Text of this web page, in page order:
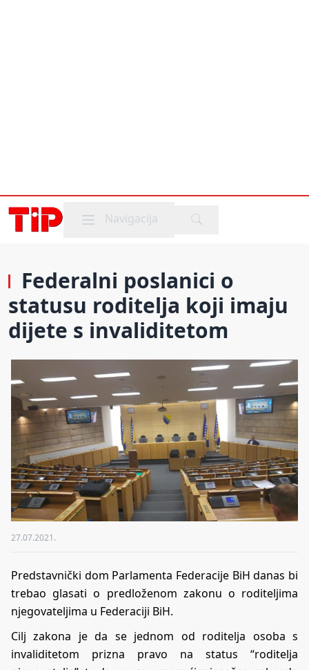
Mobile menu
Navigacija
Federalni poslanici o
statusu roditelja koji imaju
dijete s invaliditetom
27.07.2021.
Predstavnički dom Parlamenta Federacije BiH danas bi
trebao glasati o predloženom zakonu o roditeljima
njegovateljima u Federaciji BiH.
Cilj zakona je da se jednom od roditelja osoba s
invaliditetom prizna pravo na status “roditelja